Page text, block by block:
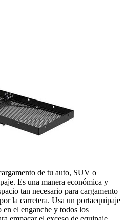
de tu auto, SUV o
Es una manera económica y
tan necesario para cargamento
la carretera. Usa un portaequipaje
en el enganche y todos los